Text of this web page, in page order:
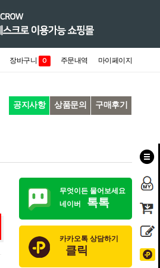
장바구니 0 주문내역 마이페이지
공지사항 상품문의 구매후기
무엇이든 물어보세요
네이버
톡톡
카카오톡 상담하기
클릭